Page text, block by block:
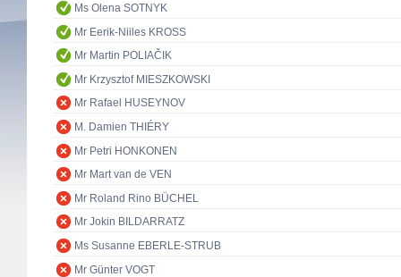
Ms Olena SOTNYK
Mr Eerik-Niiles KROSS
Mr Martin POLIAČIK
Mr Krzysztof MIESZKOWSKI
Mr Rafael HUSEYNOV
M. Damien THIÉRY
Mr Petri HONKONEN
Mr Mart van de VEN
Mr Roland Rino BÜCHEL
Mr Jokin BILDARRATZ
Ms Susanne EBERLE-STRUB
Mr Günter VOGT